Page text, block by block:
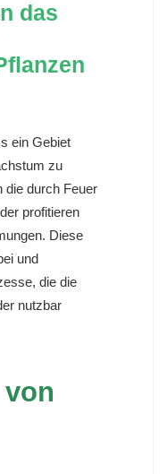
das
ein Gebiet
zu
die durch Feuer
profitieren
Diese
und
die die
nutzbar